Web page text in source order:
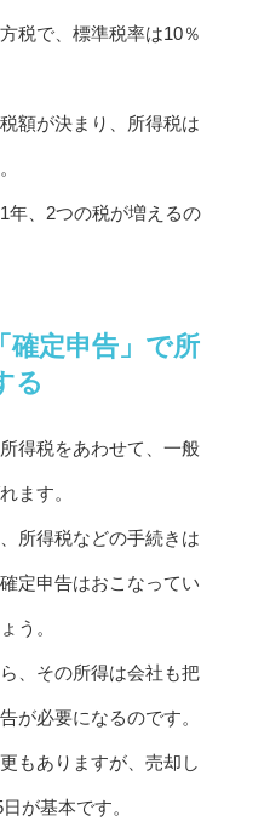
税で、標準税率は10％
額が決まり、所得税は
年、2つの税が増えるの
確定申告」で所
る
得税をあわせて、一般
ます。
所得税などの手続きは
定申告はおこなってい
う。
、その所得は会社も把
が必要になるのです。
もありますが、売却し
が基本です。